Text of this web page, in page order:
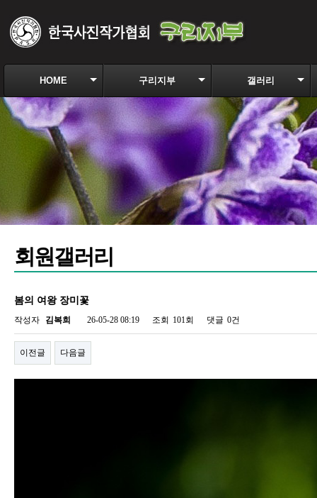
HOME 구리지부 갤러리
회원갤러리
봄의 여왕 장미꽃
작성자 김복희 26-05-28 08:19 조회 101회 댓글 0건
이전글 다음글